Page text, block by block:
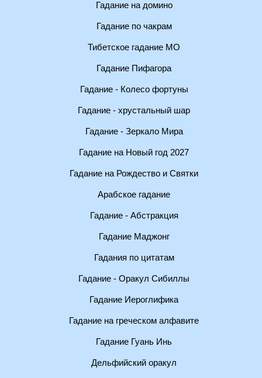
Гадание на домино
Гадание по чакрам
Тибетское гадание МО
Гадание Пифагора
Гадание - Колесо фортуны
Гадание - хрустальный шар
Гадание - Зеркало Мира
Гадание на Новый год 2027
Гадание на Рождество и Святки
Арабское гадание
Гадание - Абстракция
Гадание Маджонг
Гадания по цитатам
Гадание - Оракул Сибиллы
Гадание Иероглифика
Гадание на греческом алфавите
Гадание Гуань Инь
Дельфийский оракул